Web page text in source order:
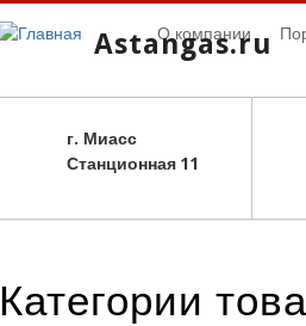
Astangas.ru
г. Миасс
Станционная 11
О компании
Категории